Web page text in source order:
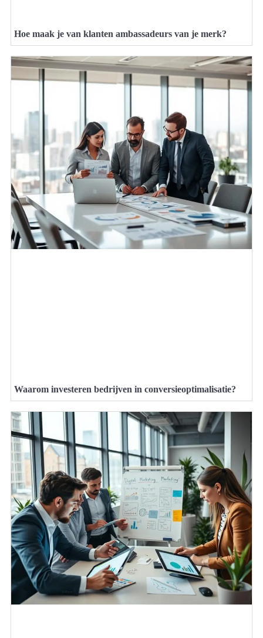
Hoe maak je van klanten ambassadeurs van je merk?
Waarom investeren bedrijven in conversieoptimalisatie?